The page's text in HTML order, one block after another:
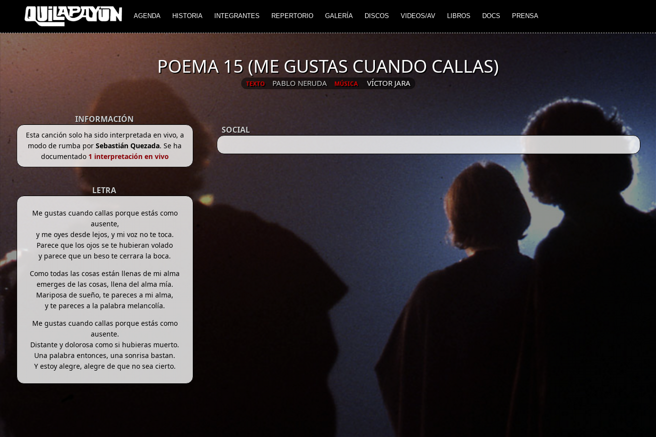
AGENDA HISTORIA INTEGRANTES REPERTORIO GALERÍA DISCOS VIDEOS/AV LIBROS DOCS PRENSA
POEMA 15 (ME GUSTAS CUANDO CALLAS)
TEXTO PABLO NERUDA MÚSICA VÍCTOR JARA
INFORMACIÓN
Esta canción solo ha sido interpretada en vivo, a
modo de rumba porSebastián Quezada. Se ha
documentado 1 interpretación en vivo
LETRA
Me gustas cuando callas porque estás como
ausente,
y me oyes desde lejos, y mi voz no te toca.
Parece que los ojos se te hubieran volado
y parece que un beso te cerrara la boca.
Como todas las cosas están llenas de mi alma
emerges de las cosas, llena del alma mía.
Mariposa de sueño, te pareces a mi alma,
y te pareces a la palabra melancolía.
Me gustas cuando callas porque estás como
ausente.
Distante y dolorosa como si hubieras muerto.
Una palabra entonces, una sonrisa bastan.
Y estoy alegre, alegre de que no sea cierto.
SOCIAL